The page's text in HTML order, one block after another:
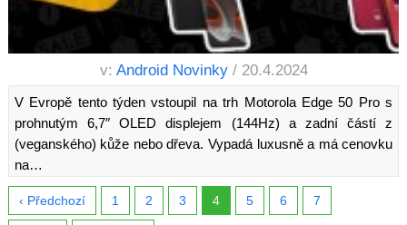
v: Android Novinky / 20.4.2024
V Evropě tento týden vstoupil na trh Motorola Edge 50 Pro s
prohnutým 6,7″ OLED displejem (144Hz) a zadní částí z
(veganského) kůže nebo dřeva. Vypadá luxusně a má cenovku
na…
‹ Předchozí 1 2 3 4 5 6 7